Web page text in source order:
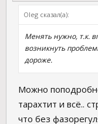
Oleg сказал(а):
Менять нужно, т.к.
возникнуть
дороже.
Можно
тарахтит и всё..
что без